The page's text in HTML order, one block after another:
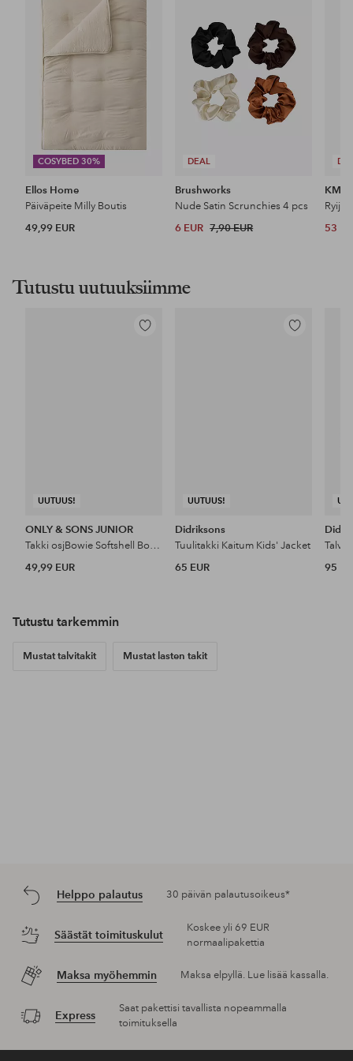
COSYBED 30%
Ellos Home
Päiväpeite Milly Boutis
49,99 EUR
DEAL
Brushworks
Nude Satin Scrunchies 4 pcs
6 EUR 7,90 EUR
KM
53
Tutustu uutuuksiimme
UUTUUS!
Lisää
ONLY & SONS JUNIOR
Takki osjBowie Softshell Bomber Otw
49,99 EUR
UUTUUS!
Lisää
Didriksons
Tuulitakki Kaitum Kids' Jacket
65 EUR
95
Tutustu tarkemmin
Mustat talvitakit Mustat lasten takit
Helppo palautus 30 päivän palautusoikeus*
Säästät toimituskulut
Koskee yli 69 EUR
normaalipakettia
Maksa myöhemmin Maksa elpyllä. Lue lisää kassalla.
Express
Saat pakettisi tavallista nopeammalla
toimituksella